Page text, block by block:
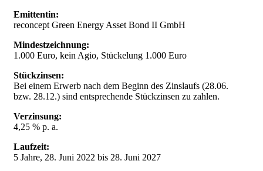
Emittentin:
reconcept Green Energy Asset Bond II GmbH
Mindestzeichnung:
1.000 Euro, kein Agio, Stückelung 1.000 Euro
Stückzinsen:
Bei einem Erwerb nach dem Beginn des Zinslaufs (28.06.
bzw. 28.12.) sind entsprechende Stückzinsen zu zahlen.
Verzinsung:
4,25 % p. a.
Laufzeit:
5 Jahre, 28. Juni 2022 bis 28. Juni 2027